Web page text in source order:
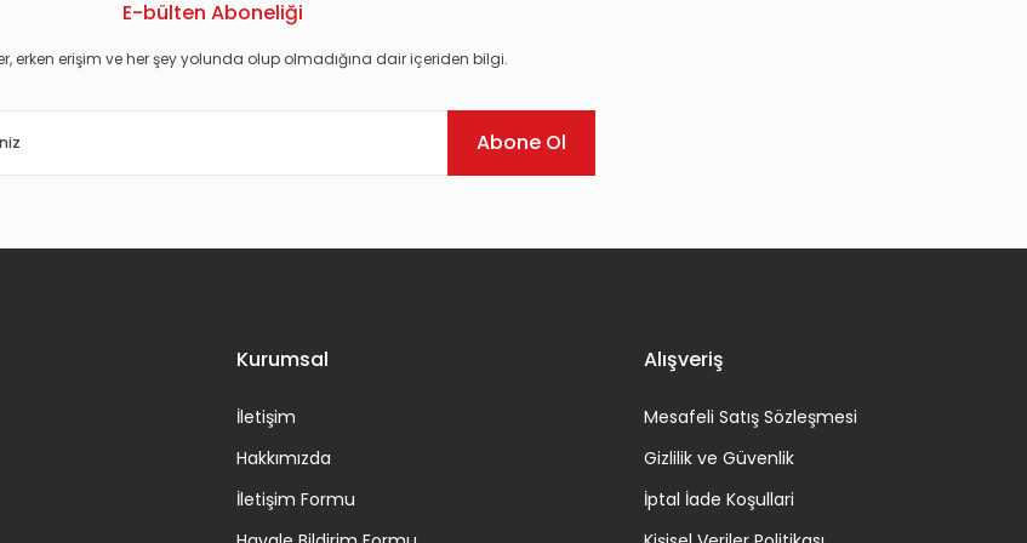
E-bülten Aboneliği
erken erişim ve her şey yolunda olup olmadığına dair içeriden bilgi.
Abone Ol
Kurumsal
İletişim
Hakkımızda
İletişim Formu
Alışveriş
Mesafeli Satış Sözleşmesi
Gizlilik ve Güvenlik
İptal İade Koşullari